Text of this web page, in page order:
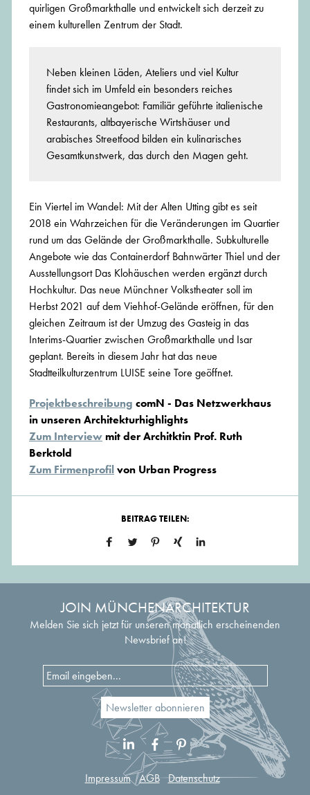
quirligen Großmarkthalle und entwickelt sich derzeit zu
einem kulturellen Zentrum der Stadt.
Neben kleinen Läden, Ateliers und viel Kultur
findet sich im Umfeld ein besonders reiches
Gastronomieangebot: Familiär geführte italienische
Restaurants, altbayerische Wirtshäuser und
arabisches Streetfood bilden ein kulinarisches
Gesamtkunstwerk, das durch den Magen geht.
Ein Viertel im Wandel: Mit der Alten Utting gibt es seit
2018 ein Wahrzeichen für die Veränderungen im Quartier
rund um das Gelände der Großmarkthalle. Subkulturelle
Angebote wie das Containerdorf Bahnwärter Thiel und der
Ausstellungsort Das Klohäuschen werden ergänzt durch
Hochkultur. Das neue Münchner Volkstheater soll im
Herbst 2021 auf dem Viehhof-Gelände eröffnen, für den
gleichen Zeitraum ist der Umzug des Gasteig in das
Interims-Quartier zwischen Großmarkthalle und Isar
geplant. Bereits in diesem Jahr hat das neue
Stadtteilkulturzentrum LUISE seine Tore geöffnet.
Projektbeschreibung comN - Das Netzwerkhaus
in unseren Architekturhighlights
Zum Interviewmit der Architktin Prof. Ruth
Berktold
Zum Firmenprofilvon Urban Progress
BEITRAG TEILEN:
JOIN MÜNCHENARCHITEKTUR
Melden Sie sich jetzt für unseren monatlich erscheinenden
Newsbrief an!
Impressum AGB Datenschutz